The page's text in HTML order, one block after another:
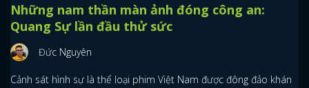
Những nam thần màn ảnh đóng công an:
Quang Sự lần đầu thử sức
Đức Nguyên
Cảnh sát hình sự là thể loại phim Việt Nam được đông đảo khán